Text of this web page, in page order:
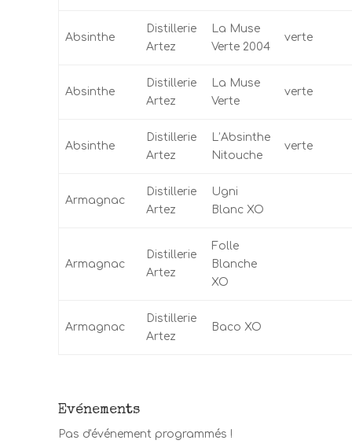
Absinthe
Distillerie
Artez
La Muse
Verte 2004
verte
Absinthe
Distillerie
Artez
La Muse
Verte
verte
Absinthe
Distillerie
Artez
L’Absinthe
Nitouche
verte
Armagnac
Distillerie
Artez
Ugni
Blanc XO
Armagnac
Distillerie
Artez
Folle
Blanche
XO
Armagnac
Distillerie
Artez
Baco XO
Evénements
Pas d'événement programmés !